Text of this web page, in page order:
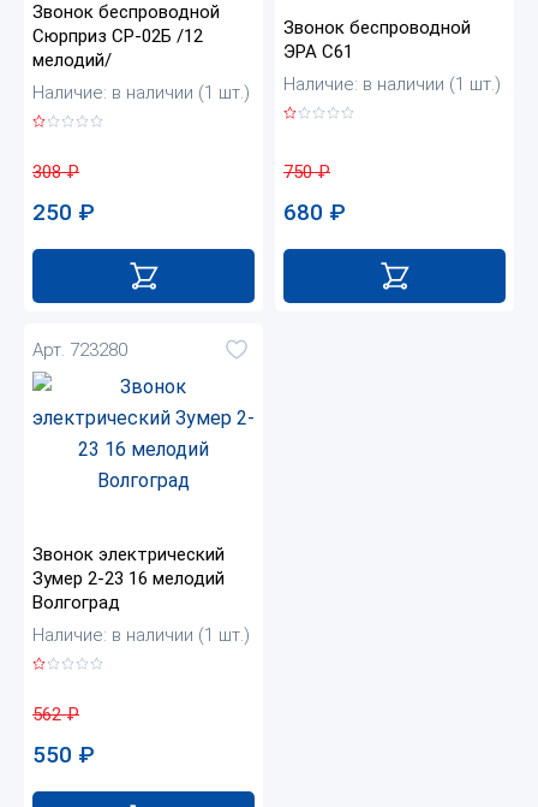
Звонок беспроводной
Сюрприз СР-02Б /12
мелодий/
Наличие: в наличии (1 шт.)
308₽
250 ₽
Звонок беспроводной
ЭРА С61
Наличие: в наличии (1 шт.)
750₽
680 ₽
Арт. 723280
Звонок электрический
Зумер 2-23 16 мелодий
Волгоград
Наличие: в наличии (1 шт.)
562₽
550 ₽